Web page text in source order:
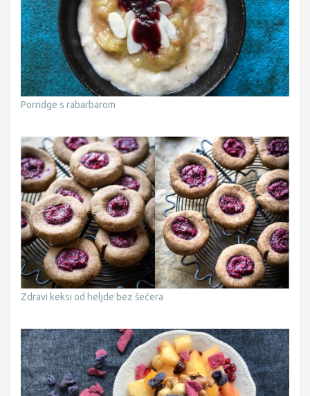
Porridge s rabarbarom
Zdravi keksi od heljde bez šećera